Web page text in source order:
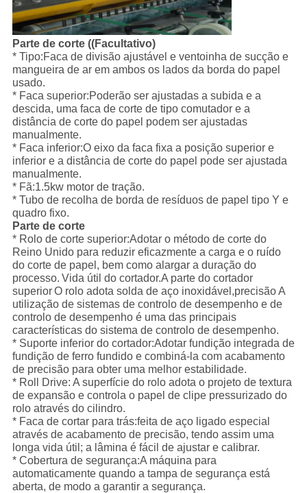
Parte de corte ((Facultativo)
* Tipo:Faca de divisão ajustável e ventoinha de sucção e
mangueira de ar em ambos os lados da borda do papel
usado.
* Faca superior:Poderão ser ajustadas a subida e a
descida, uma faca de corte de tipo comutador e a
distância de corte do papel podem ser ajustadas
manualmente.
* Faca inferior:O eixo da faca fixa a posição superior e
inferior e a distância de corte do papel pode ser ajustada
manualmente.
* Fã:1.5kw motor de tração.
* Tubo de recolha de borda de resíduos de papel tipo Y e
quadro fixo.
Parte de corte
* Rolo de corte superior:Adotar o método de corte do
Reino Unido para reduzir eficazmente a carga e o ruído
do corte de papel, bem como alargar a duração do
processo. Vida útil do cortador.A parte do cortador
superiorO rolo adota solda de aço inoxidável,precisãoA
utilização de sistemas de controlo de desempenho e de
controlo de desempenho é uma das principais
características do sistema de controlo de desempenho.
* Suporte inferior do cortador:Adotar fundição integrada de
fundição de ferro fundido e combiná-la com acabamento
de precisão para obter uma melhor estabilidade.
* Roll Drive: A superfície do rolo adota o projeto de textura
de expansão e controla o papel de clipe pressurizado do
rolo através do cilindro.
* Faca de cortar para trás:feita de aço ligado especial
através de acabamento de precisão, tendo assim uma
longa vida útil; a lâmina é fácil de ajustar e calibrar.
* Cobertura de segurança:A máquina para
automaticamente quando a tampa de segurança está
aberta, de modo a garantir a segurança.